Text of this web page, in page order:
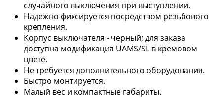
случайного выключения при выступлении.
Надежно фиксируется посредством резьбового
крепления.
Корпус выключателя - черный; для заказа
доступна модификация UAMS/SL в кремовом
цвете.
Не требуется дополнительного оборудования.
Быстро монтируется.
Малый вес и компактные габариты.